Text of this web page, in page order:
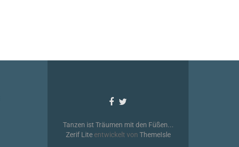
Facebook-
Twitter-
Tanzen ist Träumen mit den Füßen...
Zerif Lite entwickelt von ThemeIsle